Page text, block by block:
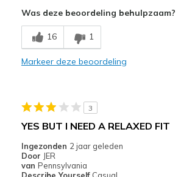
Beste toepassingen
Casual Wear
Width
Feels true to width
Was deze beoordeling behulpzaam?
16 1
Markeer deze beoordeling
3
YES BUT I NEED A RELAXED FIT
Ingezonden 2 jaar geleden
Door JER
van Pennsylvania
Describe Yourself Casual